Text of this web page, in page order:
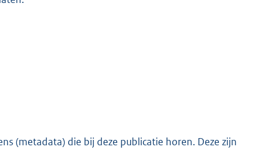
(metadata) die bij deze publicatie horen. Deze zijn